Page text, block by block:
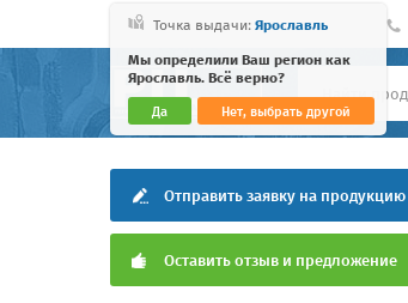
Точка выдачи: Ярославль
Мы определили Ваш регион как
Ярославль. Всё верно?
Да Нет, выбрать другой
Отправить заявку на продукцию
Оставить отзыв и предложение